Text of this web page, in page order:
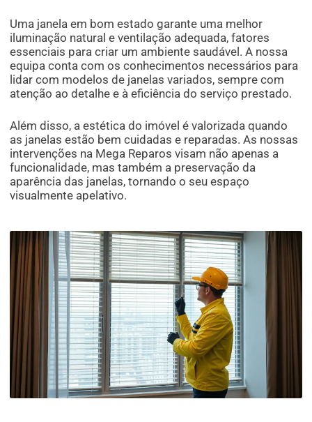
Uma janela em bom estado garante uma melhor
iluminação natural e ventilação adequada, fatores
essenciais para criar um ambiente saudável. A nossa
equipa conta com os conhecimentos necessários para
lidar com modelos de janelas variados, sempre com
atenção ao detalhe e à eficiência do serviço prestado.
Além disso, a estética do imóvel é valorizada quando
as janelas estão bem cuidadas e reparadas. As nossas
intervenções na Mega Reparos visam não apenas a
funcionalidade, mas também a preservação da
aparência das janelas, tornando o seu espaço
visualmente apelativo.